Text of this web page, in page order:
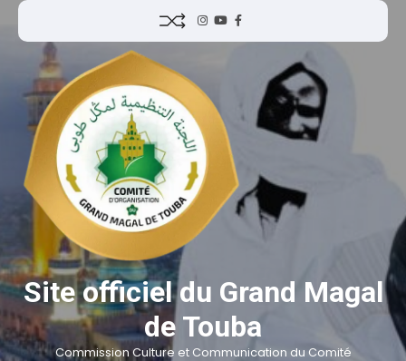
Site officiel du Grand Magal
de Touba
Commission Culture et Communication du Comité